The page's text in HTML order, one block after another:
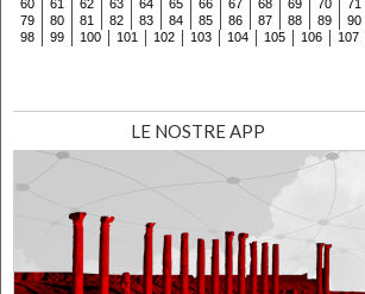
60 61 62 63 64 65 66 67 68 69 70 71
79
80 81 82 83 84 85 86 87 88 89 90
98
99 100 101 102 103 104 105 106 107
LE NOSTRE APP